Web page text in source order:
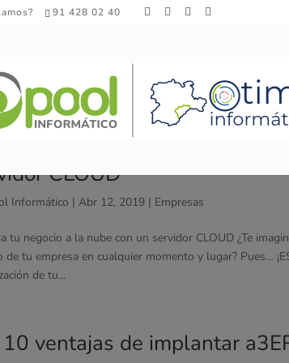
91 428 02 40
CLOUD
Informático |Abr 12, 2019 | Empresas
tu negocio a la nube con un servidor CLOUD ¿Te
de tu empresa en cualquier momento y lugar? Pues…
de tu...
10 ventajas de implantar